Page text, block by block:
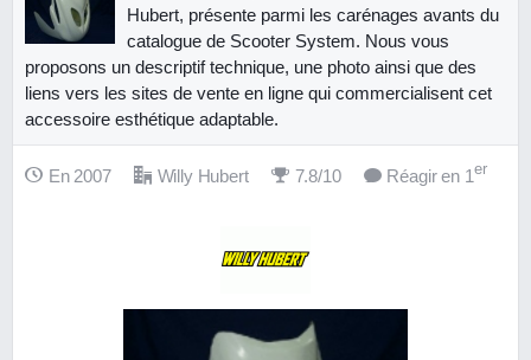
Hubert, présente parmi les carénages avants du
catalogue de Scooter System. Nous vous
proposons un descriptif technique, une photo ainsi que des
liens vers les sites de vente en ligne qui commercialisent cet
accessoire esthétique adaptable.
En 2007 Willy Hubert 7.8/10 Réagir en 1 er